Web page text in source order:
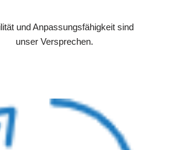
und Anpassungsfähigkeit sind
unser Versprechen.